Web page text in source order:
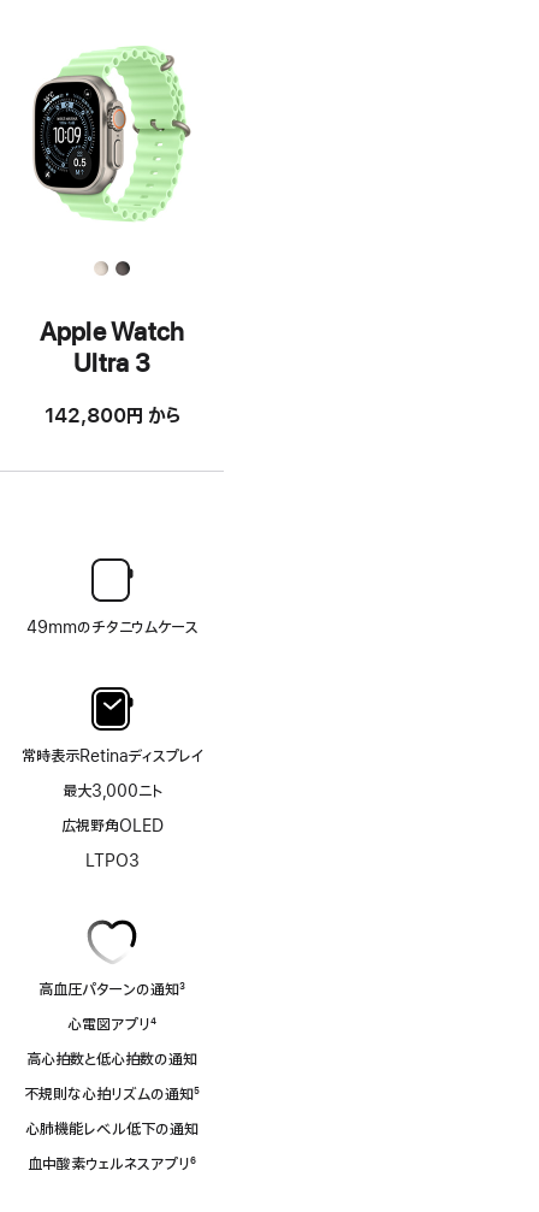
Apple Watch
Ultra 3
142,800円 から
49mmのチタニウムケース
常時表示Retinaディスプレイ
最大3,000ニト
広視野角OLED
LTPO3
高血圧パターンの通知3
心電図アプリ
脚
注
4
高心拍数と低心拍数の通知
不規則な心拍リズムの通知
脚
注
5
心肺機能レベル低下の通知
血中酸素ウェルネスアプリ6